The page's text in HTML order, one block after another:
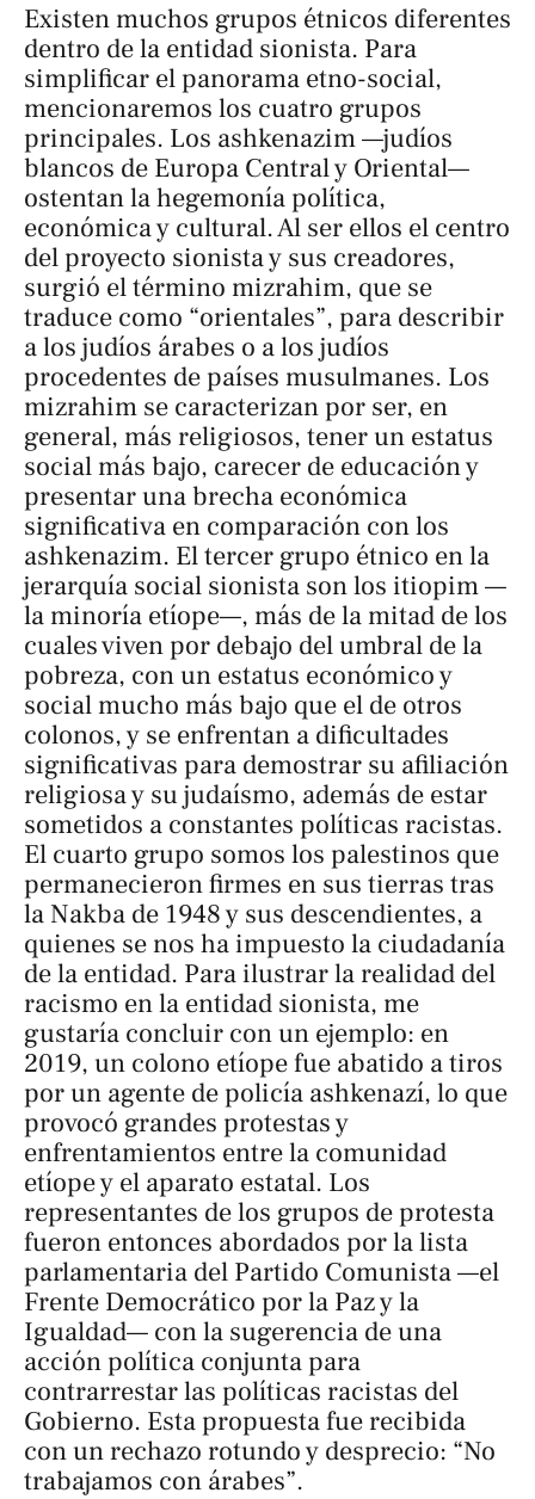
Existen muchos grupos étnicos diferentes
dentro de la entidad sionista. Para
simplificar el panorama etno-social,
mencionaremos los cuatro grupos
principales. Los ashkenazim—judíos
blancos de Europa Central y Oriental—
ostentan la hegemonía política,
económica y cultural. Al ser ellos el centro
del proyecto sionista y sus creadores,
surgió el término mizrahim, que se
traduce como “orientales”, para describir
a los judíos árabes o a los judíos
procedentes de países musulmanes. Los
mizrahim se caracterizan por ser, en
general, más religiosos, tener un estatus
social más bajo, carecer de educación y
presentar una brecha económica
significativa en comparación con los
ashkenazim. El tercer grupo étnico en la
jerarquía social sionista son los itiopim—
la minoría etíope—, más de la mitad de los
cuales viven por debajo del umbral de la
pobreza, con un estatus económico y
social mucho más bajo que el de otros
colonos, y se enfrentan a dificultades
significativas para demostrar su afiliación
religiosa y su judaísmo, además de estar
sometidos a constantes políticas racistas.
El cuarto grupo somos los palestinos que
permanecieron firmes en sus tierras tras
la Nakba de 1948 y sus descendientes, a
quienes se nos ha impuesto la ciudadanía
de la entidad. Para ilustrar la realidad del
racismo en la entidad sionista, me
gustaría concluir con un ejemplo: en
2019, un colono etíope fue abatido a tiros
por un agente de policía ashkenazí, lo que
provocó grandes protestas y
enfrentamientos entre la comunidad
etíope y el aparato estatal. Los
representantes de los grupos de protesta
fueron entonces abordados por la lista
parlamentaria del Partido Comunista —el
Frente Democrático por la Paz y la
Igualdad— con la sugerencia de una
acción política conjunta para
contrarrestar las políticas racistas del
Gobierno. Esta propuesta fue recibida
con un rechazo rotundo y desprecio: “No
trabajamos con árabes”.